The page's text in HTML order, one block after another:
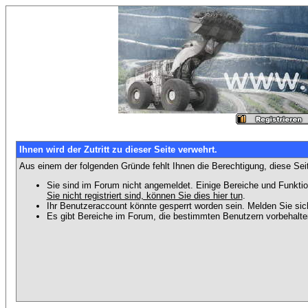
Ihnen wird der Zutritt zu dieser Seite verwehrt.
Aus einem der folgenden Gründe fehlt Ihnen die Berechtigung, diese
Sie sind im Forum nicht angemeldet. Einige Bereiche und
Sie nicht registriert sind, können Sie dies hier tun.
Ihr Benutzeraccount könnte gesperrt worden sein. Melden Sie
Es gibt Bereiche im Forum, die bestimmten Benutzern